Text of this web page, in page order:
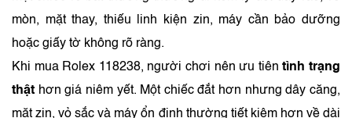
mòn, mặt thay, thiếu linh kiện zin, máy cần bảo dưỡng
hoặc giấy tờ không rõ ràng.
Khi mua Rolex 118238, người chơi nên ưu tiêntình trạng
thật hơn giá niêm yết. Một chiếc đắt hơn nhưng dây căng,
mặt zin, vỏ sắc và máy ổn định thường tiết kiệm hơn về dài